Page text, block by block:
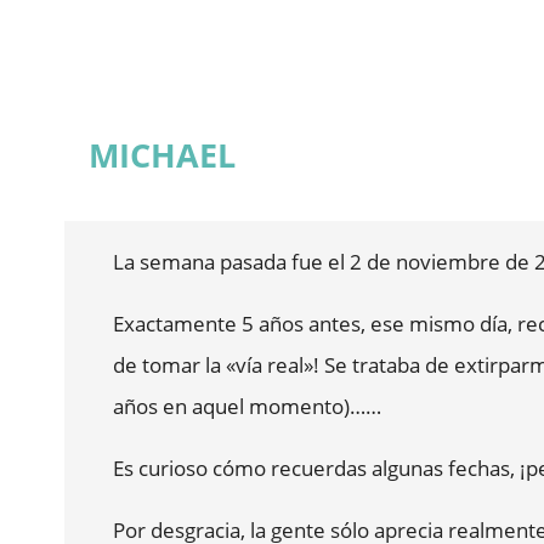
No tuve ningún problema de incontinencia.
tratamiento tan exitoso y las consultas de
MICHAEL
La semana pasada fue el 2 de noviembre de
Exactamente 5 años antes, ese mismo día,
de tomar la «vía real»! Se trataba de
años en aquel momento)……
Es curioso cómo recuerdas algunas fechas,
Por desgracia, la gente sólo aprecia